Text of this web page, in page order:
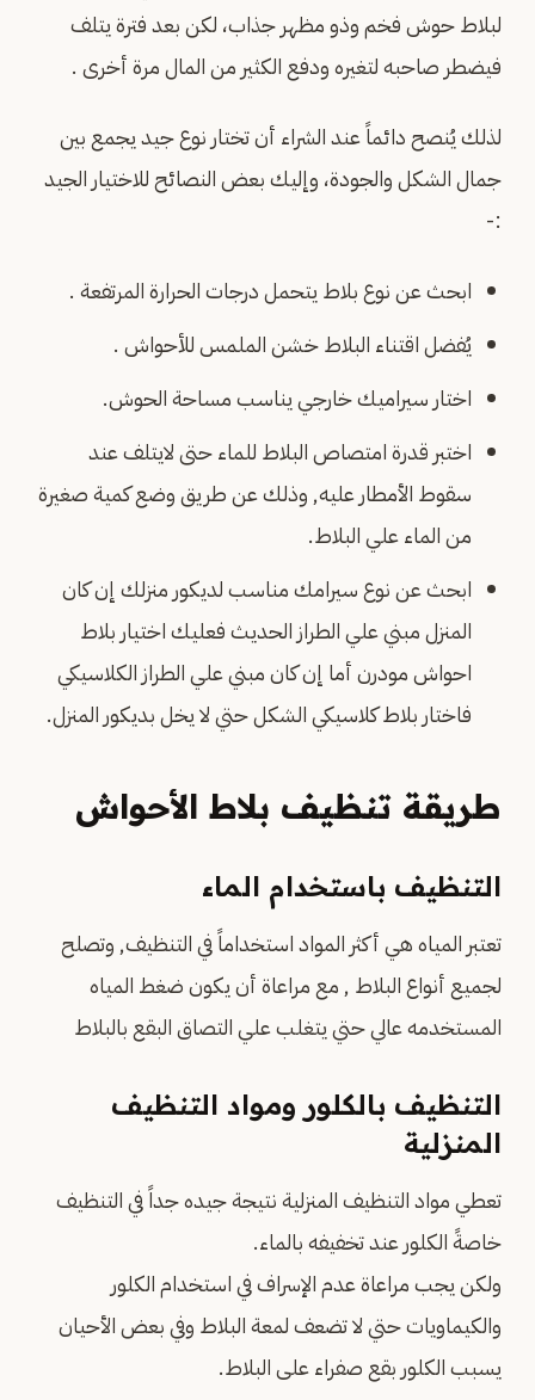
لبلاط حوش فخم وذو مظهر جذاب، لكن بعد فترة يتلف
فيضطر صاحبه لتغيره ودفع الكثير من المال مرة أخرى .
لذلك يُنصح دائماً عند الشراء أن تختار نوع جيد يجمع بين
جمال الشكل والجودة، وإليك بعض النصائح للاختيار الجيد
:-
ابحث عن نوع بلاط يتحمل درجات الحرارة المرتفعة .
يُفضل اقتناء البلاط خشن الملمس للأحواش .
اختار سيراميك خارجي يناسب مساحة الحوش.
اختبر قدرة امتصاص البلاط للماء حتى لايتلف عند
سقوط الأمطار عليه, وذلك عن طريق وضع كمية صغيرة
من الماء علي البلاط.
ابحث عن نوع سيرامك مناسب لديكور منزلك إن كان
المنزل مبني علي الطراز الحديث فعليك اختيار بلاط
احواش مودرن أما إن كان مبني علي الطراز الكلاسيكي
فاختار بلاط كلاسيكي الشكل حتي لا يخل بديكور المنزل.
طريقة تنظيف بلاط الأحواش
التنظيف باستخدام الماء
تعتبر المياه هي أكثر المواد استخداماً في التنظيف, وتصلح
لجميع أنواع البلاط , مع مراعاة أن يكون ضغط المياه
المستخدمه عالي حتي يتغلب علي التصاق البقع بالبلاط
التنظيف بالكلور ومواد التنظيف
المنزلية
تعطي مواد التنظيف المنزلية نتيجة جيده جداً في التنظيف
خاصةً الكلور عند تخفيفه بالماء.
ولكن يجب مراعاة عدم الإسراف في استخدام الكلور
والكيماويات حتي لا تضعف لمعة البلاط وفي بعض الأحيان
يسبب الكلور بقع صفراء على البلاط.